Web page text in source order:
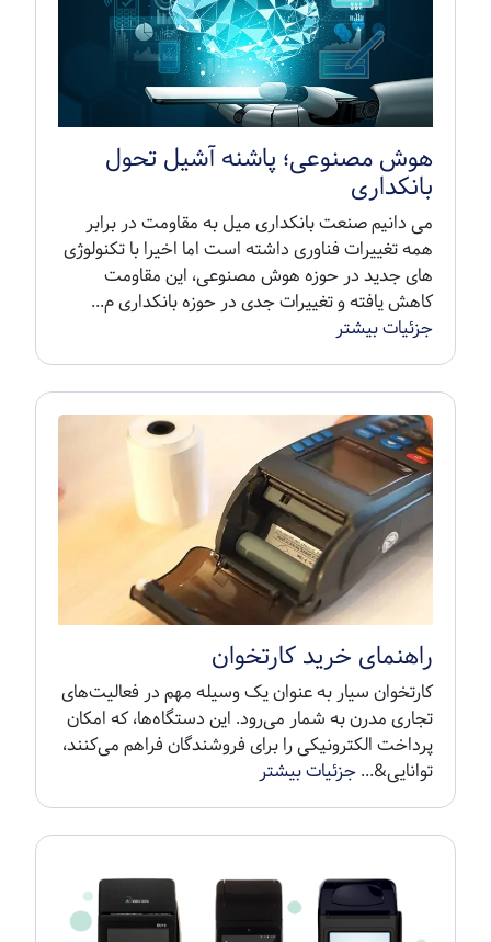
هوش مصنوعی؛ پاشنه آشیل تحول
بانکداری
می دانیم صنعت بانکداری میل به مقاومت در برابر
همه تغییرات فناوری داشته است اما اخیرا با تکنولوژی
های جدید در حوزه هوش مصنوعی، این مقاومت
کاهش یافته و تغییرات جدی در حوزه بانکداری م...
جزئیات بیشتر
راهنمای خرید کارتخوان
کارتخوان سیار به عنوان یک وسیله مهم در فعالیت‌های
تجاری مدرن به شمار می‌رود. این دستگاه‌ها، که امکان
پرداخت الکترونیکی را برای فروشندگان فراهم می‌کنند،
توانایی&...جزئیات بیشتر